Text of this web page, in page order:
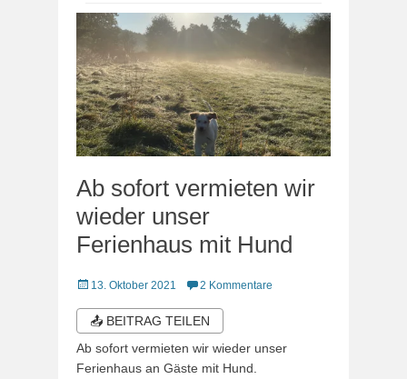
Ab sofort vermieten wir
wieder unser
Ferienhaus mit Hund
Veröffentlicht
13. Oktober 2021 2 Kommentare
📤 BEITRAG TEILEN
Ab sofort vermieten wir wieder unser
Ferienhaus an Gäste mit Hund.